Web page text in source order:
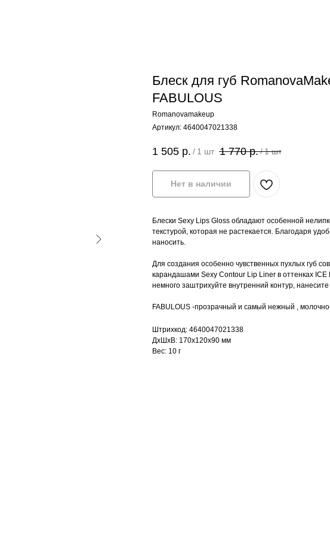
Блеск для губ
FABULOUS
Romanovamakeup
Артикул: 4640047021338
1 505 р. / 1 шт 1 770 р./1 шт
Нет в наличии
Блески Sexy Lips Gloss обладают особенной
текстурой, которая не растекается. Благодаря
наносить.
Для создания особенно чувственных пухлых губ
карандашами Sexy Contour Lip Liner в оттенках ICE
немного заштрихуйте внутренний контур, нанесите
FABULOUS -прозрачный и самый нежный ,
Штрихкод: 4640047021338
ДxШxВ: 170x120x90 мм
Вес: 10 г